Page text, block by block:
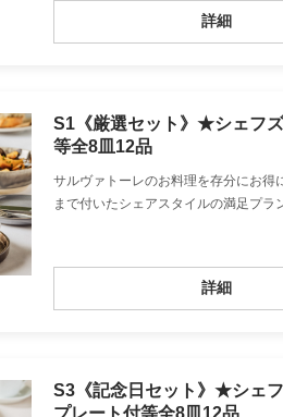
詳細
S1《厳選セット》★シェフ
等全8皿12品
サルヴァトーレのお料理を存分にお得
まで付いたシェアスタイルの満足プラ
詳細
S3《記念日セット》★シェ
プレート付等全8皿12品